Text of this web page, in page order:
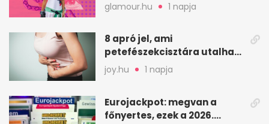
glamour.hu 1 napja
8 apró jel, ami
petefészekcisztára utalhat
– mire figyelj
joy.hu 1 napja
Eurojackpot: megvan a
főnyertes, ezek a 2026.